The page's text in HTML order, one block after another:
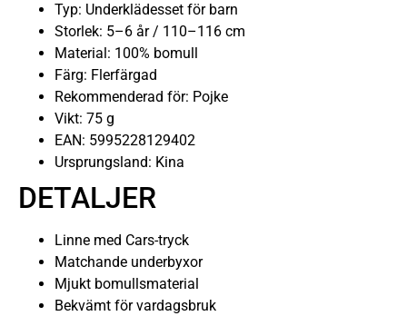
Typ: Underklädesset för barn
Storlek: 5–6 år / 110–116 cm
Material: 100% bomull
Färg: Flerfärgad
Rekommenderad för: Pojke
Vikt: 75 g
EAN: 5995228129402
Ursprungsland: Kina
DETALJER
Linne med Cars-tryck
Matchande underbyxor
Mjukt bomullsmaterial
Bekvämt för vardagsbruk